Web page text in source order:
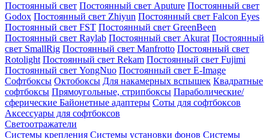
Постоянный свет Постоянный свет Aputure Постоянный свет
Godox Постоянный свет Zhiyun Постоянный свет Falcon Eyes
Постоянный свет FST Постоянный свет GreenBeen
Постоянный свет Raylab Постоянный свет Akurat Постоянный
свет SmallRig Постоянный свет Manfrotto Постоянный свет
Rotolight Постоянный свет Rekam Постоянный свет Fujimi
Постоянный свет YongNuo Постоянный свет E-Image
Софтбоксы Октобоксы Для накамерных вспышек Квадратные
софтбоксы Прямоугольные, стрипбоксы Параболические/
сферические Байонетныe адаптеры Соты для софтбоксов
Аксессуары для софтбоксов
Светоотражатели
Системы крепления Системы установки фонов Системы